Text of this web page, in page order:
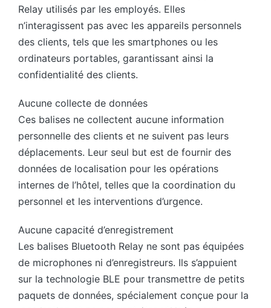
Relay utilisés par les employés. Elles
n’interagissent pas avec les appareils personnels
des clients, tels que les smartphones ou les
ordinateurs portables, garantissant ainsi la
confidentialité des clients.
Aucune collecte de données
Ces balises ne collectent aucune information
personnelle des clients et ne suivent pas leurs
déplacements. Leur seul but est de fournir des
données de localisation pour les opérations
internes de l’hôtel, telles que la coordination du
personnel et les interventions d’urgence.
Aucune capacité d’enregistrement
Les balises Bluetooth Relay ne sont pas équipées
de microphones ni d’enregistreurs. Ils s’appuient
sur la technologie BLE pour transmettre de petits
paquets de données, spécialement conçue pour la